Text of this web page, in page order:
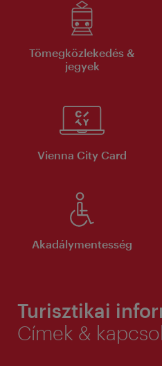
Tömegközlekedés &
jegyek
Vienna City Card
Akadálymentesség
Turisztikai
Címek &